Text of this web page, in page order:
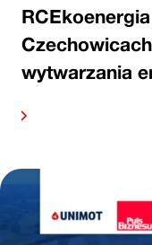
wytwarzania